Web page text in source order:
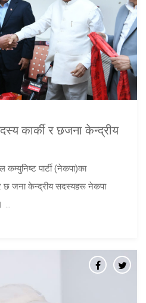
कार्की र छजना केन्द्रीय
पार्टी (नेकपा)का
र छ जना केन्द्रीय सदस्यहरू नेकपा
...